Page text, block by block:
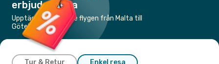
erbjudandena
Upptäck de billigaste flygen från Malta till
Göteborg
Tur & Retur Enkel resa